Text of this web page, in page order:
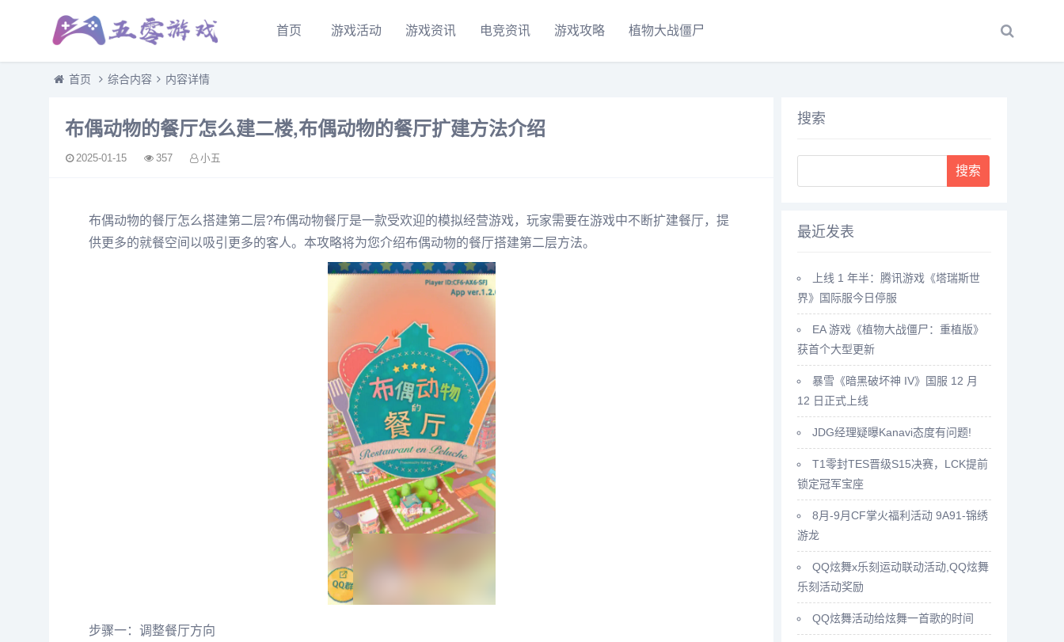
首页 游戏活动 游戏资讯 电竞资讯 游戏攻略 植物大战僵尸
首页 综合内容 内容详情
布偶动物的餐厅怎么建二楼,布偶动物的餐厅扩建方法介绍
2025-01-15 357 小五
布偶动物的餐厅怎么搭建第二层?布偶动物餐厅是一款受欢迎的模拟经营游戏，玩家需要在游戏中不断扩建餐厅，提
供更多的就餐空间以吸引更多的客人。本攻略将为您介绍布偶动物的餐厅搭建第二层方法。
步骤一：调整餐厅方向
搜索
最近发表
上线 1 年半：腾讯游戏《塔瑞斯世
界》国际服今日停服
EA 游戏《植物大战僵尸：重植版》
获首个大型更新
暴雪《暗黑破坏神 IV》国服 12 月
12 日正式上线
JDG经理疑曝Kanavi态度有问题!
T1零封TES晋级S15决赛，LCK提前
锁定冠军宝座
8月-9月CF掌火福利活动 9A91-锦绣
游龙
QQ炫舞x乐刻运动联动活动,QQ炫舞
乐刻活动奖励
QQ炫舞活动给炫舞一首歌的时间